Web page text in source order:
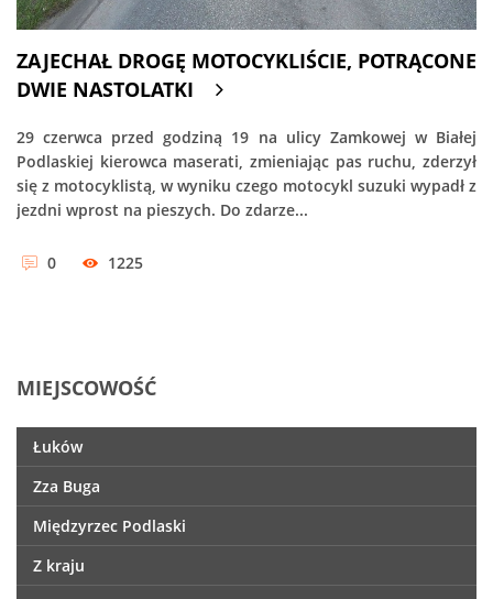
ZAJECHAŁ DROGĘ MOTOCYKLIŚCIE, POTRĄCONE
DWIE NASTOLATKI
29 czerwca przed godziną 19 na ulicy Zamkowej w Białej
Podlaskiej kierowca maserati, zmieniając pas ruchu, zderzył
się z motocyklistą, w wyniku czego motocykl suzuki wypadł z
jezdni wprost na pieszych. Do zdarze...
0 1225
MIEJSCOWOŚĆ
Łuków
Zza Buga
Międzyrzec Podlaski
Z kraju